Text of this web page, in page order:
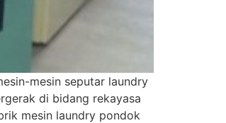
mesin seputar laundry
di bidang rekayasa
mesin laundry pondok